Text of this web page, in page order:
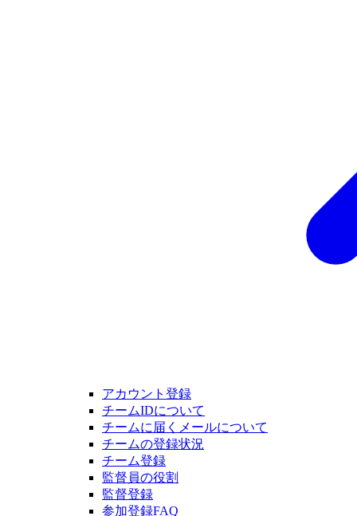
アカウント登録
チームIDについて
チームに届くメールについて
チームの登録状況
チーム登録
監督員の役割
監督登録
参加登録FAQ